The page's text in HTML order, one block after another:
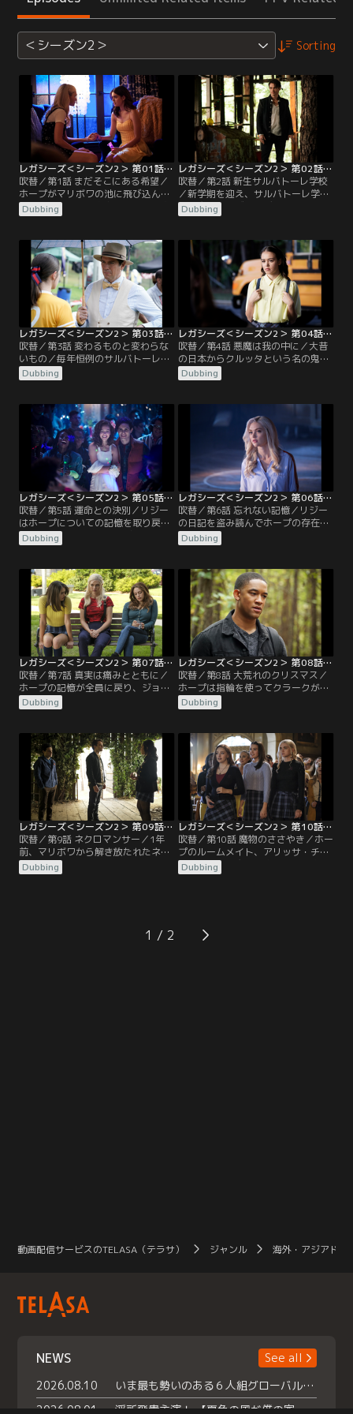
＜シーズン2＞ Sorting
レガシーズ＜シーズン2＞ 第01話／吹替
吹替／第1話 まだそこにある希望／
ホープがマリボワの池に飛び込んだ
ことで、ホープの存在は誰からも忘
れ去られていた。ホープがいないた
ず、ランドンは森の隠れ家でラファ
エルに付き添っていた。ランドンは
入水自殺をしてはフェニックスの能
力で生き返ることを繰り返し死ぬ時
に垣間見える記憶の断片を手繰り寄
せていた。
Dubbing
レガシーズ＜シーズン2＞ 第02話／吹替
吹替／第2話 新生サルバトーレ学校
／新学期を迎え、サルバトーレ学校
には魔術師のヴァルデマス校長が新
たに就任する。アラリックはこれま
にすることを方針としていたが、ヴ
ァルデマスは人間より優れた超自然
的な生徒たちの力を信じ、鼓舞し
た。
Dubbing
レガシーズ＜シーズン2＞ 第03話／吹替
吹替／第3話 変わるものと変わらな
いもの／毎年恒例のサルバトーレ学
校とミスティック・フォールズ高校
のアメフトの試合を前に、アメフト
夜のサルバトーレ学校に落書きをし
に向かった。そこに巨大な狼のよう
なモンスター、シュンカ・ワラキン
が現れ、デニスが襲われる。
Dubbing
レガシーズ＜シーズン2＞ 第04話／吹替
吹替／第4話 悪魔は我の中に／大昔
の日本からクルッタという名の鬼ハ
ンターの侍が、サルバトーレ学校に
現れる。その昔、肌が触れた人間か
としていたクルッタは、子供を斬る
ことができず、鬼を自分に乗り移ら
せたまま突如「穴」のような場所を
通って来たと言う。
Dubbing
レガシーズ＜シーズン2＞ 第05話／吹替
吹替／第5話 運命との決別／リジー
はホープについての記憶を取り戻し
たことをホープ本人に告げる。この
日は学校で80年代をテーマにしたダ
その後ジョージーとランドンが結ば
れるのを阻止するため、リジーは2
人に真実を話すべきだとホープを説
得するが、ホープは応じない。
Dubbing
レガシーズ＜シーズン2＞ 第06話／吹替
吹替／第6話 忘れない記憶／リジー
の日記を盗み読んでホープの存在を
知ったジョージーは、ホープの叔母
フレイヤを訪ねにニューオリンズに
リジーの記憶が戻ったため、その魔
法でみんなの記憶を取り戻せるかも
しれないと考えたのだった。
Dubbing
レガシーズ＜シーズン2＞ 第07話／吹替
吹替／第7話 真実は痛みとともに／
ホープの記憶が全員に戻り、ジョー
ジーはランドンが本当はホープを愛
しているという事実を受け入れられ
ドンをつくりマリボワに送って門を
閉めるという案を思いつく。
Dubbing
レガシーズ＜シーズン2＞ 第08話／吹替
吹替／第8話 大荒れのクリスマス／
ホープは指輪を使ってクラークが乗
り移ったシュミランドンの顔をクラ
ークに変え、地下牢に監禁する。ラ
分かったラファエルの両親を探しに
いく。
Dubbing
レガシーズ＜シーズン2＞ 第09話／吹替
吹替／第9話 ネクロマンサー／1年
前、マリボワから解き放たれたネク
ロマンサーは、テッドという名の人
間の姿になり、魔力を奪われてい
Dubbing
レガシーズ＜シーズン2＞ 第10話／吹替
吹替／第10話 魔物のささやき／ホー
プのルームメイト、アリッサ・チャ
ンは幼い頃に魔法で家を燃やし家族
を死なせ、アラリックによってサル
他の厄介な生徒と同じく牢獄の世界
に送り込むことも考えたが…。
Dubbing
1
動画配信サービスのTELASA（テラサ） ジャンル 海外・アジアドラ
NEWS
See all
2026.08.10
いま最も勢いのある６人組グローバルグル ープ NCT WISHの地上波初冠特番 『NCT WISHの放課後グランプリ』放送決定 メンバーたちが３ペアに分かれ 【平成】をテーマにしたスペシャル企画 で対決 番組撮り下ろしのパフォーマンスも！ TELASA（テラサ）では放送終了後から オリジナルコンテンツを大量配信！
2026.08.01
浮所飛貴主演！ 【夏色の風が僕の家にやってきた】 本日よりテラサで独占配信スタート！